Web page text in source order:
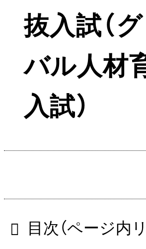
抜入試（
バル人材
入試）
目次（ページ内